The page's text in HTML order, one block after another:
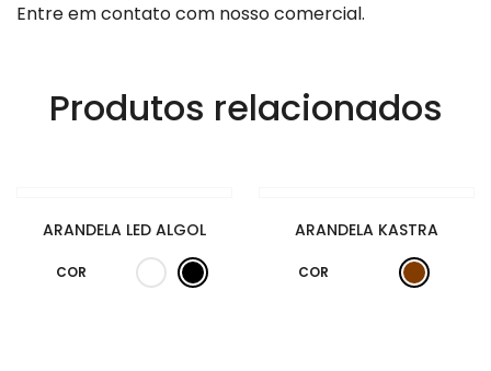
Entre em contato com nosso comercial.
Produtos relacionados
ARANDELA LED ALGOL
COR
ARANDELA KASTRA
COR